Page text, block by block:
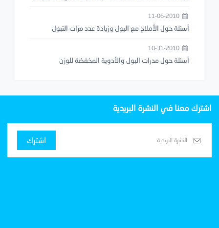
أسئلة حول الأملاح مع البول وزيادة عدد مرات التبول
أسئلة حول مدرات البول والأدوية المخفضة للوزن
اشترك معنا في النشرة البريدية
اشترك